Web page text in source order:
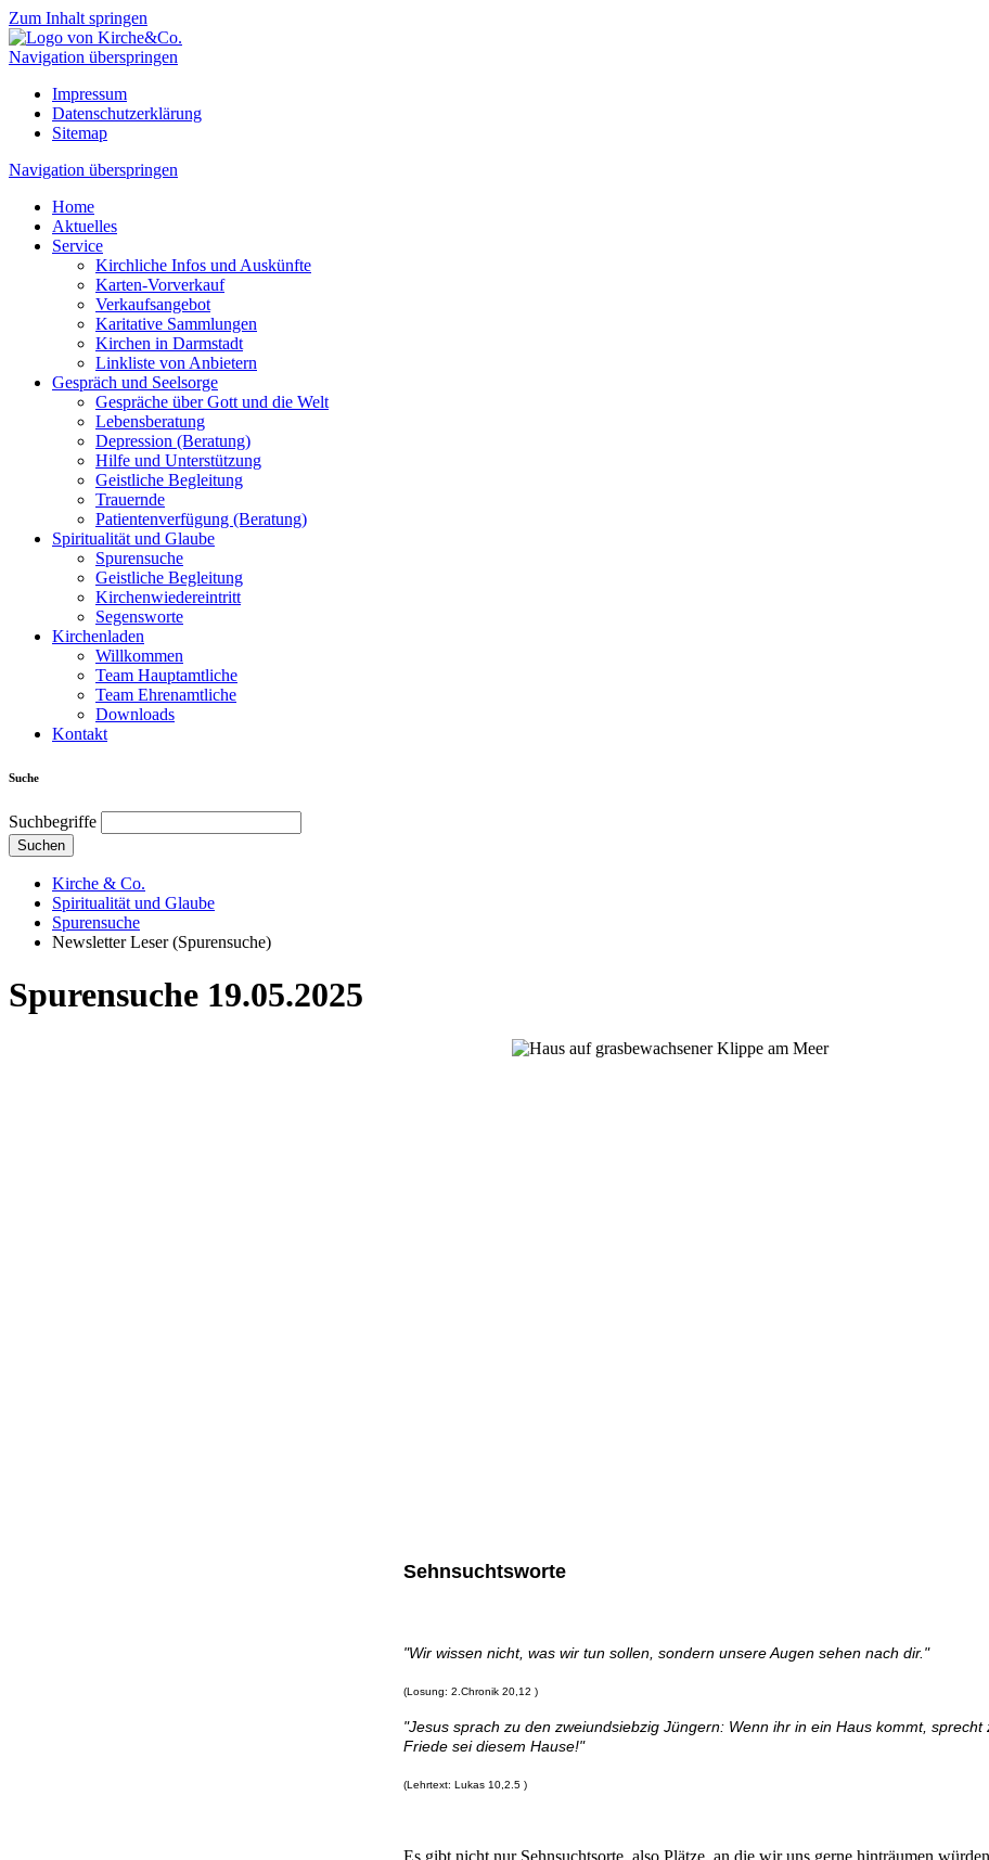
Zum Inhalt springen
Navigation überspringen
Impressum
Datenschutzerklärung
Sitemap
Navigation überspringen
Home
Aktuelles
Service
Kirchliche Infos und Auskünfte
Karten-Vorverkauf
Verkaufsangebot
Karitative Sammlungen
Kirchen in Darmstadt
Linkliste von Anbietern
Gespräch und Seelsorge
Gespräche über Gott und die Welt
Lebensberatung
Depression (Beratung)
Hilfe und Unterstützung
Geistliche Begleitung
Trauernde
Patientenverfügung (Beratung)
Spiritualität und Glaube
Spurensuche
Geistliche Begleitung
Kirchenwiedereintritt
Segensworte
Kirchenladen
Willkommen
Team Hauptamtliche
Team Ehrenamtliche
Downloads
Kontakt
Suche
Suchbegriffe
Suchen
Kirche & Co.
Spiritualität und Glaube
Spurensuche
Newsletter Leser (Spurensuche)
Spurensuche 19.05.2025
Sehnsuchtsworte
"Wir wissen nicht, was wir tun sollen, sondern unsere Augen sehen nach dir."
(Losung: 2.Chronik 20,12 )
"Jesus sprach zu den zweiundsiebzig Jüngern: Wenn ihr in ein Haus kommt, sprecht
Friede sei diesem Hause!"
(Lehrtext: Lukas 10,2.5 )
Es gibt nicht nur Sehnsuchtsorte, also Plätze, an die wir uns gerne hinträumen